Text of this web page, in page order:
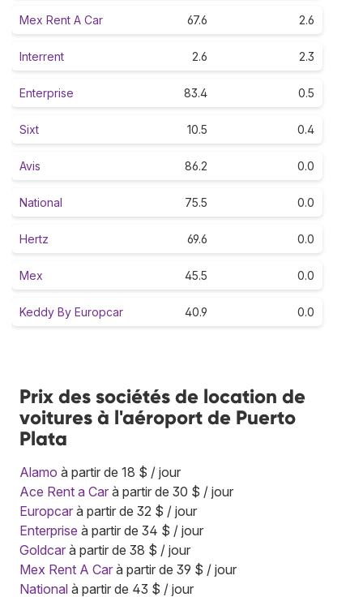
Mex Rent A Car 67.6 2.6
Interrent 2.6 2.3
Enterprise 83.4 0.5
Sixt 10.5 0.4
Avis 86.2 0.0
National 75.5 0.0
Hertz 69.6 0.0
Mex 45.5 0.0
Keddy By Europcar 40.9 0.0
Prix des sociétés de location de
voitures à l'aéroport de Puerto
Plata
Alamo à partir de 18 $ / jour
Ace Rent a Car à partir de 30 $ / jour
Europcar à partir de 32 $ / jour
Enterprise à partir de 34 $ / jour
Goldcar à partir de 38 $ / jour
Mex Rent A Car à partir de 39 $ / jour
National à partir de 43 $ / jour